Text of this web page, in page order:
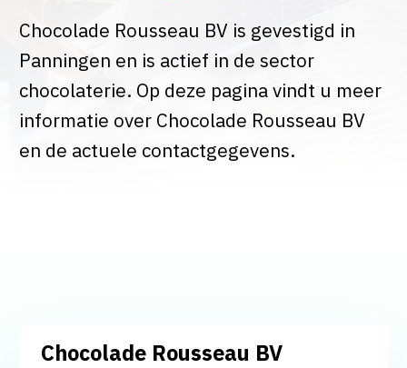
Chocolade Rousseau BV is gevestigd in
Panningen en is actief in de sector
chocolaterie. Op deze pagina vindt u meer
informatie over Chocolade Rousseau BV
en de actuele contactgegevens.
Chocolade Rousseau BV